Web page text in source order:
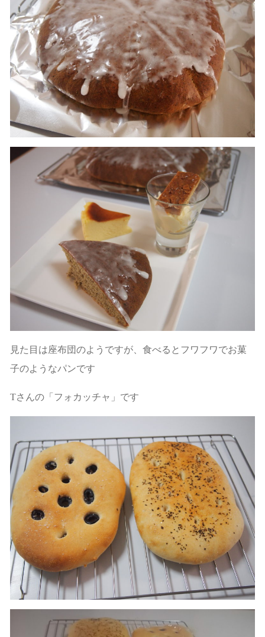
見た目は座布団のようですが、食べるとフワフワでお菓
子のようなパンです
Tさんの「フォカッチャ」です